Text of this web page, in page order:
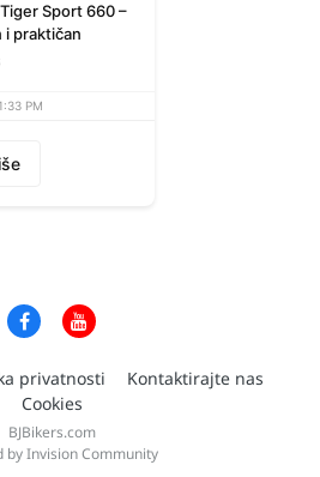
Sport 660 –
i praktičan
PM
privatnosti
Kontaktirajte nas
Cookies
BJBikers.com
by Invision Community